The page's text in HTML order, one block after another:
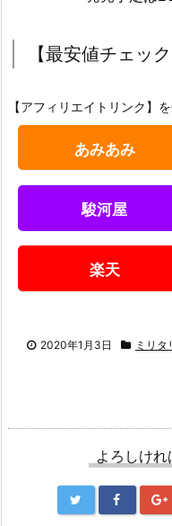
【最安値チェック
【アフィリエイトリンク】
あみあみ
駿河屋
楽天
2020年1月3日 ミリタ
よろしけ